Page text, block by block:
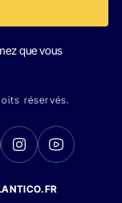
que vous
réservés.